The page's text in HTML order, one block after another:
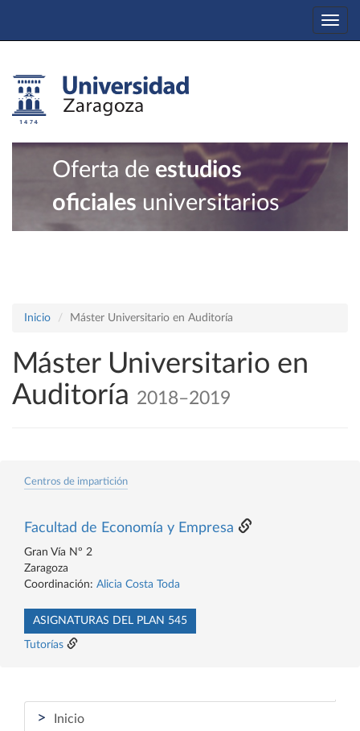
Oferta de estudios
oficiales universitarios
Inicio Máster Universitario en Auditoría
Máster Universitario en
Auditoría 2018–2019
Centros de impartición
Facultad de Economía y Empresa
Gran Vía Nº 2
Zaragoza
Coordinación: Alicia Costa Toda
ASIGNATURAS DEL PLAN 545
Tutorías
> Inicio